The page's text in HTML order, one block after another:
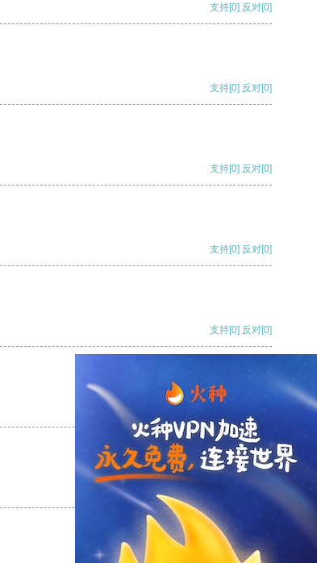
支持[0] 反对[0]
支持[0] 反对[0]
支持[0] 反对[0]
支持[0] 反对[0]
支持[0] 反对[0]
反对